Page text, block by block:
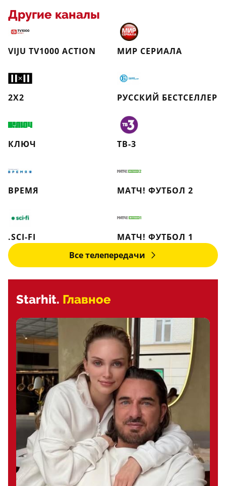
Другие каналы
VIJU TV1000 ACTION МИР СЕРИАЛА
2Х2 РУССКИЙ БЕСТСЕЛЛЕР
КЛЮЧ ТВ-3
ВРЕМЯ МАТЧ! ФУТБОЛ 2
.SCI-FI
МАТЧ! ФУТБОЛ 1
Все телепередачи
Starhit. Главное